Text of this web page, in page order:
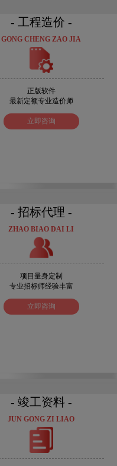
- 工程造价 -
GONG CHENG ZAO JIA
正版软件
最新定额专业造价师
立即咨询
- 招标代理 -
ZHAO BIAO DAI LI
项目量身定制
专业招标师经验丰富
立即咨询
- 竣工资料 -
JUN GONG ZI LIAO